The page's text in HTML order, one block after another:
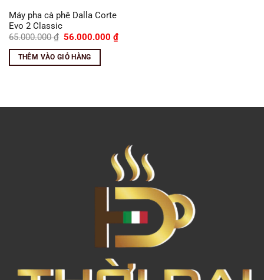
Máy pha cà phê Dalla Corte
Evo 2 Classic
65.000.000₫ Giá
là:
65.000.000 ₫.
56.000.000₫Giá
THÊM VÀO GIỎ HÀNG